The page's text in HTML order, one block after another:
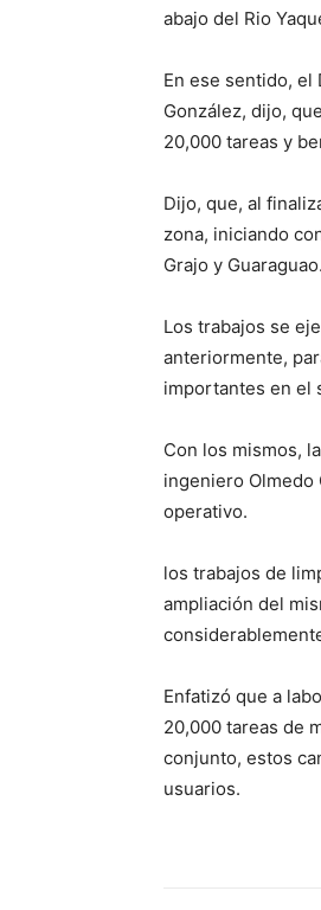
abajo del Rio
En ese sentido,
González, dijo,
20,000 tareas y
Dijo, que, al
zona, iniciando
Grajo y Guaraguao.
Los trabajos se
anteriormente,
importantes en el
Con los mismos,
ingeniero Olmedo
operativo.
los trabajos de
ampliación del
Enfatizó que a
20,000 tareas de
conjunto, estos
usuarios.